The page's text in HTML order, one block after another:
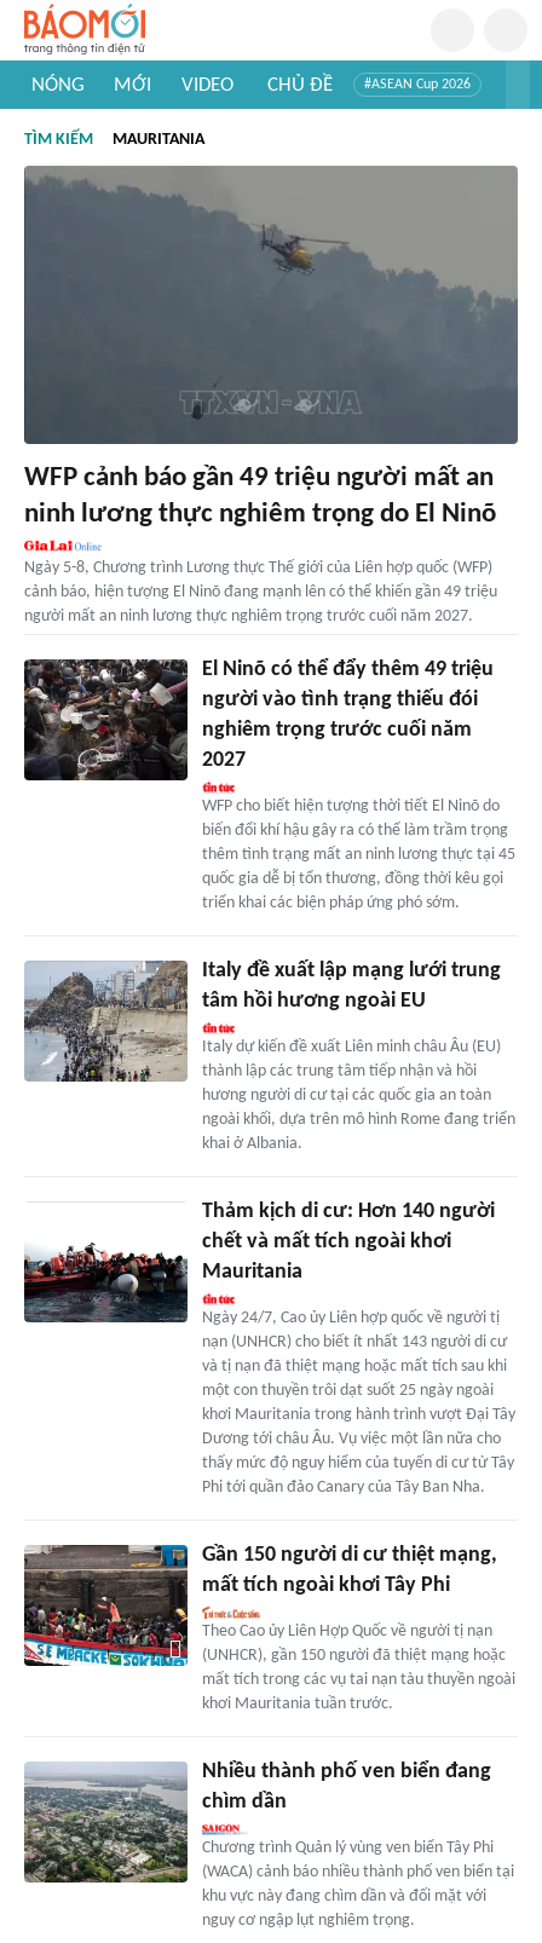
NÓNG MỚI VIDEO CHỦ ĐỀ #ASEAN Cup 2026
#Khám phá thế giới
TÌM KIẾM MAURITANIA
WFP cảnh báo gần 49 triệu người mất an
ninh lương thực nghiêm trọng do El Ninõ
Ngày 5-8, Chương trình Lương thực Thế giới của Liên hợp quốc (WFP)
cảnh báo, hiện tượng El Ninõ đang mạnh lên có thể khiến gần 49 triệu
người mất an ninh lương thực nghiêm trọng trước cuối năm 2027.
El Ninõ có thể đẩy thêm 49 triệu
người vào tình trạng thiếu đói
nghiêm trọng trước cuối năm
2027
WFP cho biết hiện tượng thời tiết El Ninõ do
biến đổi khí hậu gây ra có thể làm trầm trọng
thêm tình trạng mất an ninh lương thực tại 45
quốc gia dễ bị tổn thương, đồng thời kêu gọi
triển khai các biện pháp ứng phó sớm.
Italy đề xuất lập mạng lưới trung
tâm hồi hương ngoài EU
Italy dự kiến đề xuất Liên minh châu Âu (EU)
thành lập các trung tâm tiếp nhận và hồi
hương người di cư tại các quốc gia an toàn
ngoài khối, dựa trên mô hình Rome đang triển
khai ở Albania.
Thảm kịch di cư: Hơn 140 người
chết và mất tích ngoài khơi
Mauritania
Ngày 24/7, Cao ủy Liên hợp quốc về người tị
nạn (UNHCR) cho biết ít nhất 143 người di cư
và tị nạn đã thiệt mạng hoặc mất tích sau khi
một con thuyền trôi dạt suốt 25 ngày ngoài
khơi Mauritania trong hành trình vượt Đại Tây
Dương tới châu Âu. Vụ việc một lần nữa cho
thấy mức độ nguy hiểm của tuyến di cư từ Tây
Phi tới quần đảo Canary của Tây Ban Nha.
Gần 150 người di cư thiệt mạng,
mất tích ngoài khơi Tây Phi
Theo Cao ủy Liên Hợp Quốc về người tị nạn
(UNHCR), gần 150 người đã thiệt mạng hoặc
mất tích trong các vụ tai nạn tàu thuyền ngoài
khơi Mauritania tuần trước.
Nhiều thành phố ven biển đang
chìm dần
Chương trình Quản lý vùng ven biển Tây Phi
(WACA) cảnh báo nhiều thành phố ven biển tại
khu vực này đang chìm dần và đối mặt với
nguy cơ ngập lụt nghiêm trọng.